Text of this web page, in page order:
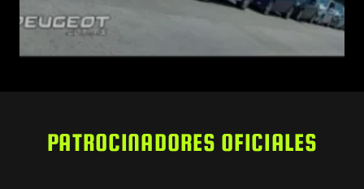
PATROCINADORES OFICIALES